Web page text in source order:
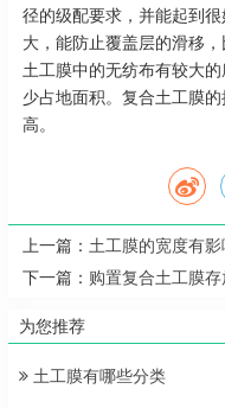
径的级配要求，并能起到
大，能防止覆盖层的滑移
土工膜中的无纺布有较大
少占地面积。复合土工膜
高。
上一篇： 土工膜的宽度有
下一篇： 购置复合土工膜
为您推荐
土工膜有哪些分类